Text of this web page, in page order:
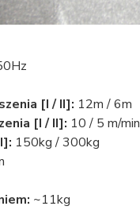
[I / II]: 12m / 6m
[I / II]: 10 / 5 m/min
150kg / 300kg
~11kg